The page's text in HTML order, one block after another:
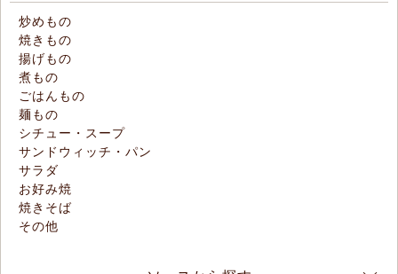
炒めもの
焼きもの
揚げもの
煮もの
ごはんもの
麺もの
シチュー・スープ
サンドウィッチ・パン
サラダ
お好み焼
焼きそば
その他